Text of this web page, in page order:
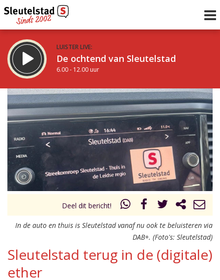
LUISTER LIVE:
De ochtend van Sleutelstad
6.00 - 12.00 uur
STRAKS:
De middag van Sleutelstad
12.00 - 18.00 uur
Vorig uur
uur 1 van 0 Volgend uur
Deel dit bericht!
In de auto en thuis is Sleutelstad vanaf nu ook te beluisteren via
DAB+. (Foto's: Sleutelstad)
Sleutelstad terug in de (digitale)
ether